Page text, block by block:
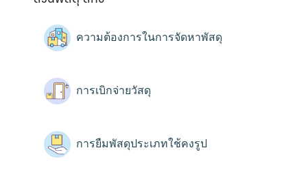
ความต้องการในการจัดหาพัสดุ
การเบิกจ่ายวัสดุ
การยืมพัสดุประเภทใช้คงรูป